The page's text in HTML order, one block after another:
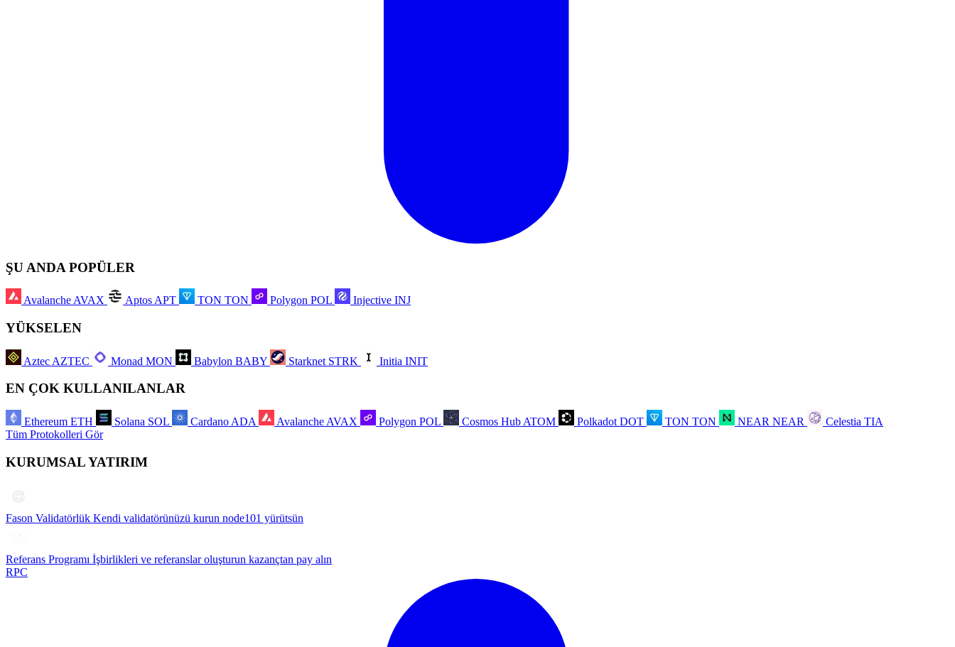
ŞU ANDA POPÜLER
Avalanche AVAX Aptos APT TON TON Polygon POL Injective INJ
YÜKSELEN
Aztec AZTEC Monad MON Babylon BABY Starknet STRK Initia INIT
EN ÇOK KULLANILANLAR
Ethereum ETH Solana SOL Cardano ADA Avalanche AVAX Polygon POL Cosmos Hub ATOM Polkadot DOT TON TON NEAR NEAR Celestia TIA
Tüm Protokolleri Gör
KURUMSAL YATIRIM
Fason Validatörlük Kendi validatörünüzü kurun node101 yürütsün
Referans Programı İşbirlikleri ve referanslar oluşturun kazançtan pay alın
RPC